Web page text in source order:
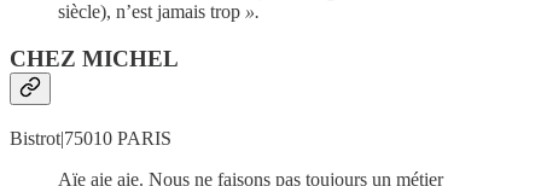
siècle), n’est jamais trop ».
CHEZ MICHEL
Bistrot|75010 PARIS
Aïe aie aie. Nous ne faisons pas toujours un métier